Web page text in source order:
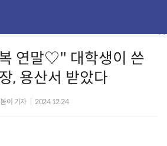
연말♡" 대학생이 쓴
, 용산서 받았다
이 기자 2024.12.24